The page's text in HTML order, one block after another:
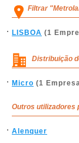
Filtrar
LISBOA (1
Distribuição
Micro (1
Outros utilizadores
Alenquer